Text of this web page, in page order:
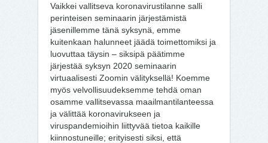
Vaikkei vallitseva koronavirustilanne salli
perinteisen seminaarin järjestämistä
jäsenillemme tänä syksynä, emme
kuitenkaan halunneet jäädä toimettomiksi ja
luovuttaa täysin – siksipä päätimme
järjestää syksyn 2020 seminaarin
virtuaalisesti Zoomin välityksellä! Koemme
myös velvollisuudeksemme tehdä oman
osamme vallitsevassa maailmantilanteessa
ja välittää koronavirukseen ja
viruspandemioihin liittyvää tietoa kaikille
kiinnostuneille; erityisesti siksi, että